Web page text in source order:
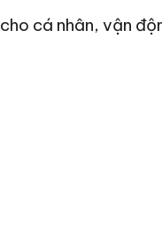
cá nhân, vận